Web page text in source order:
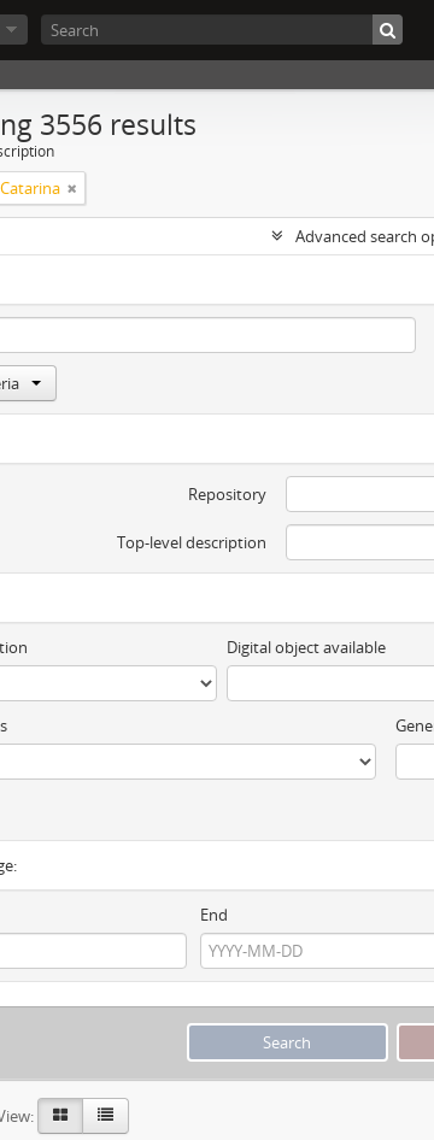
3556 results
Advanced search
Repository
Top-level description
Digital object available
End